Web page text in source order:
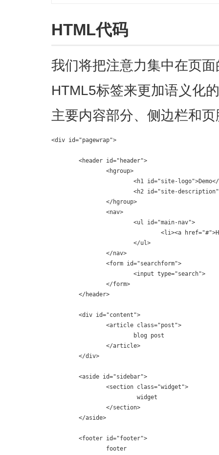
HTML代码
我们将把注意力集中在页
HTML5标签来更加语义化
主要内容部分、侧边栏和页
<div id="pagewrap">